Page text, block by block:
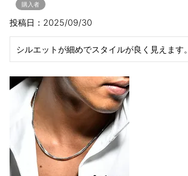
購入者
投稿日 2025/09/30
シルエットが細めでスタイルが良く見えます。